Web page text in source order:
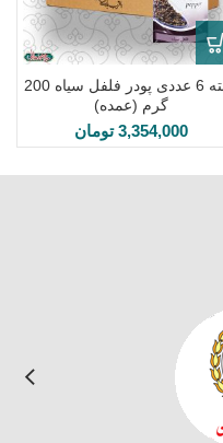
بسته 6 عددی پودر فلفل سیاه 200
گرم (عمده)
3,354,000 تومان